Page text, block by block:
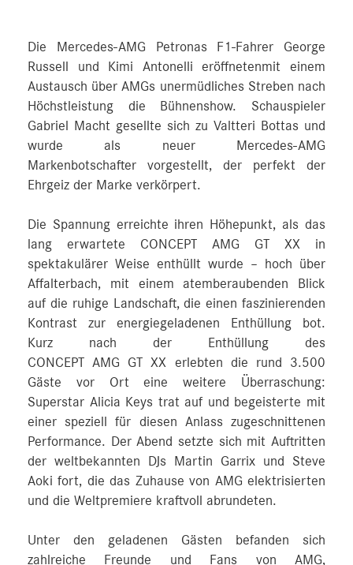
Die Mercedes‑AMG Petronas F1-Fahrer George
Russell und Kimi Antonelli eröffnetenmit einem
Austausch über AMGs unermüdliches Streben nach
Höchstleistung die Bühnenshow. Schauspieler
Gabriel Macht gesellte sich zu Valtteri Bottas und
wurde als neuer Mercedes-AMG
Markenbotschafter vorgestellt, der perfekt der
Ehrgeiz der Marke verkörpert.
Die Spannung erreichte ihren Höhepunkt, als das
lang erwartete CONCEPT AMG GT XX in
spektakulärer Weise enthüllt wurde – hoch über
Affalterbach, mit einem atemberaubenden Blick
auf die ruhige Landschaft, die einen faszinierenden
Kontrast zur energiegeladenen Enthüllung bot.
Kurz nach der Enthüllung des
CONCEPT AMG GT XX erlebten die rund 3.500
Gäste vor Ort eine weitere Überraschung:
Superstar Alicia Keys trat auf und begeisterte mit
einer speziell für diesen Anlass zugeschnittenen
Performance. Der Abend setzte sich mit Auftritten
der weltbekannten DJs Martin Garrix und Steve
Aoki fort, die das Zuhause von AMG elektrisierten
und die Weltpremiere kraftvoll abrundeten.
Unter den geladenen Gästen befanden sich
zahlreiche Freunde und Fans von AMG,